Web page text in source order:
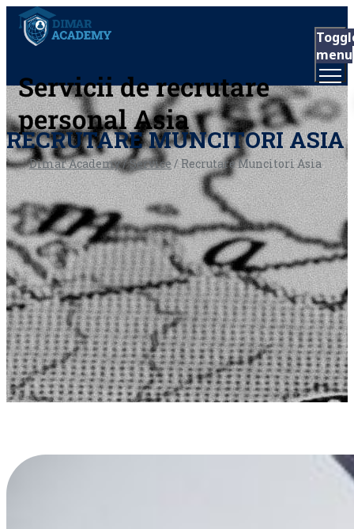
Servicii de recrutare
personal Asia
menu
RECRUTARE MUNCITORI ASIA
Dimar Academy/Service/Recrutare Muncitori Asia